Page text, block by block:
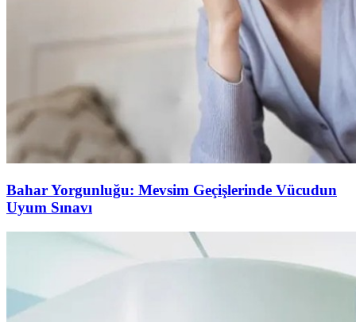
Bahar Yorgunluğu: Mevsim Geçişlerinde Vücudun
Uyum Sınavı